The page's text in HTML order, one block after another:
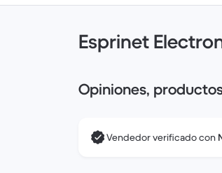
Esprinet
Opiniones,
Vendedor verificado con